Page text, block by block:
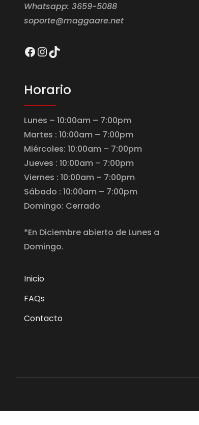
Whatsapp: 3659-5088
soporte@maggaare.net
Facebook
Instagram
TikTok
Horario
Lunes – 10:00am – 7:00pm
Martes : 10:00am – 7:00pm
Miércoles: 10:00am – 7:00pm
Jueves : 10:00am – 7:00pm
Viernes : 10:00am – 7:00pm
Sábado : 10:00am – 7:00pm
Domingo: Cerrado
*En Diciembre abierto de Lunes a
Domingo.
Inicio
FAQs
Contacto